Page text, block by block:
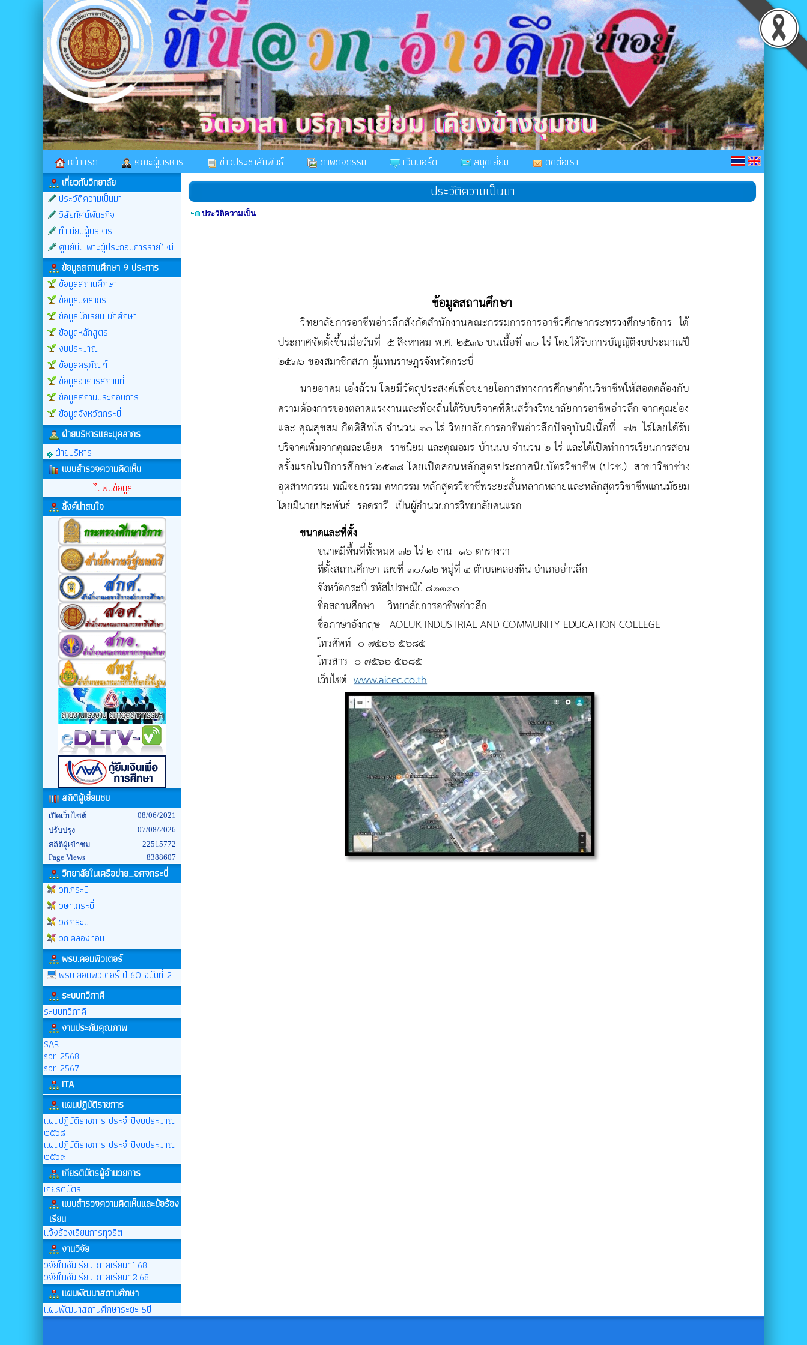
หน้าแรก คณะผู้บริหาร ข่าวประชาสัมพันธ์ ภาพกิจกรรม เว็บบอร์ด สมุดเยี่ยม ติดต่อเรา
เกี่ยวกับวิทยาลัย
ประวัติความเป็นมา
วิสัยทัศน์พันธกิจ
ทำเนียบผู้บริหาร
ศูนย์บ่มเพาะผู้ประกอบการรายใหม่
ข้อมูลสถานศึกษา 9 ประการ
ข้อมูลสถานศึกษา
ข้อมูลบุคลากร
ข้อมูลนักเรียน นักศึกษา
ข้อมูลหลักสูตร
งบประมาณ
ข้อมูลครุภัณฑ์
ข้อมูลอาคารสถานที่
ข้อมูลสถานประกอบการ
ข้อมูลจังหวัดกระบี่
ฝ่ายบริหารและบุคลากร
ฝ่ายบริหาร
แบบสำรวจความคิดเห็น
ไม่พบข้อมูล
ลิ้งค์น่าสนใจ
สถิติผู้เยี่ยมชม
เปิดเว็บไซต์
08/06/2021
ปรับปรุง
07/08/2026
สถิติผู้เข้าชม
22515772
Page Views
8388607
วิทยาลัยในเครือข่าย_อศจกระบี่
วท.กระบี่
วษท.กระบี่
วช.กระบี่
วก.คลองท่อม
พรบ.คอมพิวเตอร์
พรบ.คอมพิวเตอร์ ปี 60 ฉบับที่ 2
ระบบทวิภาคี
ระบบทวิภาคี
งานประกันคุณภาพ
SAR
sar 2568
sar 2567
ITA
แผนปฏิบัติราชการ
แผนปฏิบัติราชการ ประจำปีงบประมาณ
๒๕๖๘
แผนปฎิบัติราชการ ประจำปีงบประมาณ
๒๕๖๙
เกียรติบัตรผู้อำนวยการ
เกียรติบัตร
แบบสำรวจความคิดเห็นและข้อร้อง
เรียน
แจ้งร้องเรียนการทุจริต
งานวิจัย
วิจัยในชั้นเรียน ภาคเรียนที่1.68
วิจัยในชั้นเรียน ภาคเรียนที่2.68
แผนพัฒนาสถานศึกษา
แผนพัฒนาสถานศึกษาระยะ 5ปี
ประวัติความเป็นมา
ประวัติความเป็น